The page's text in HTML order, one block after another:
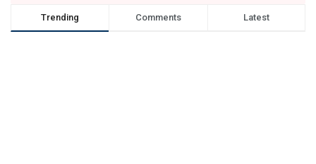
Trending Comments Latest